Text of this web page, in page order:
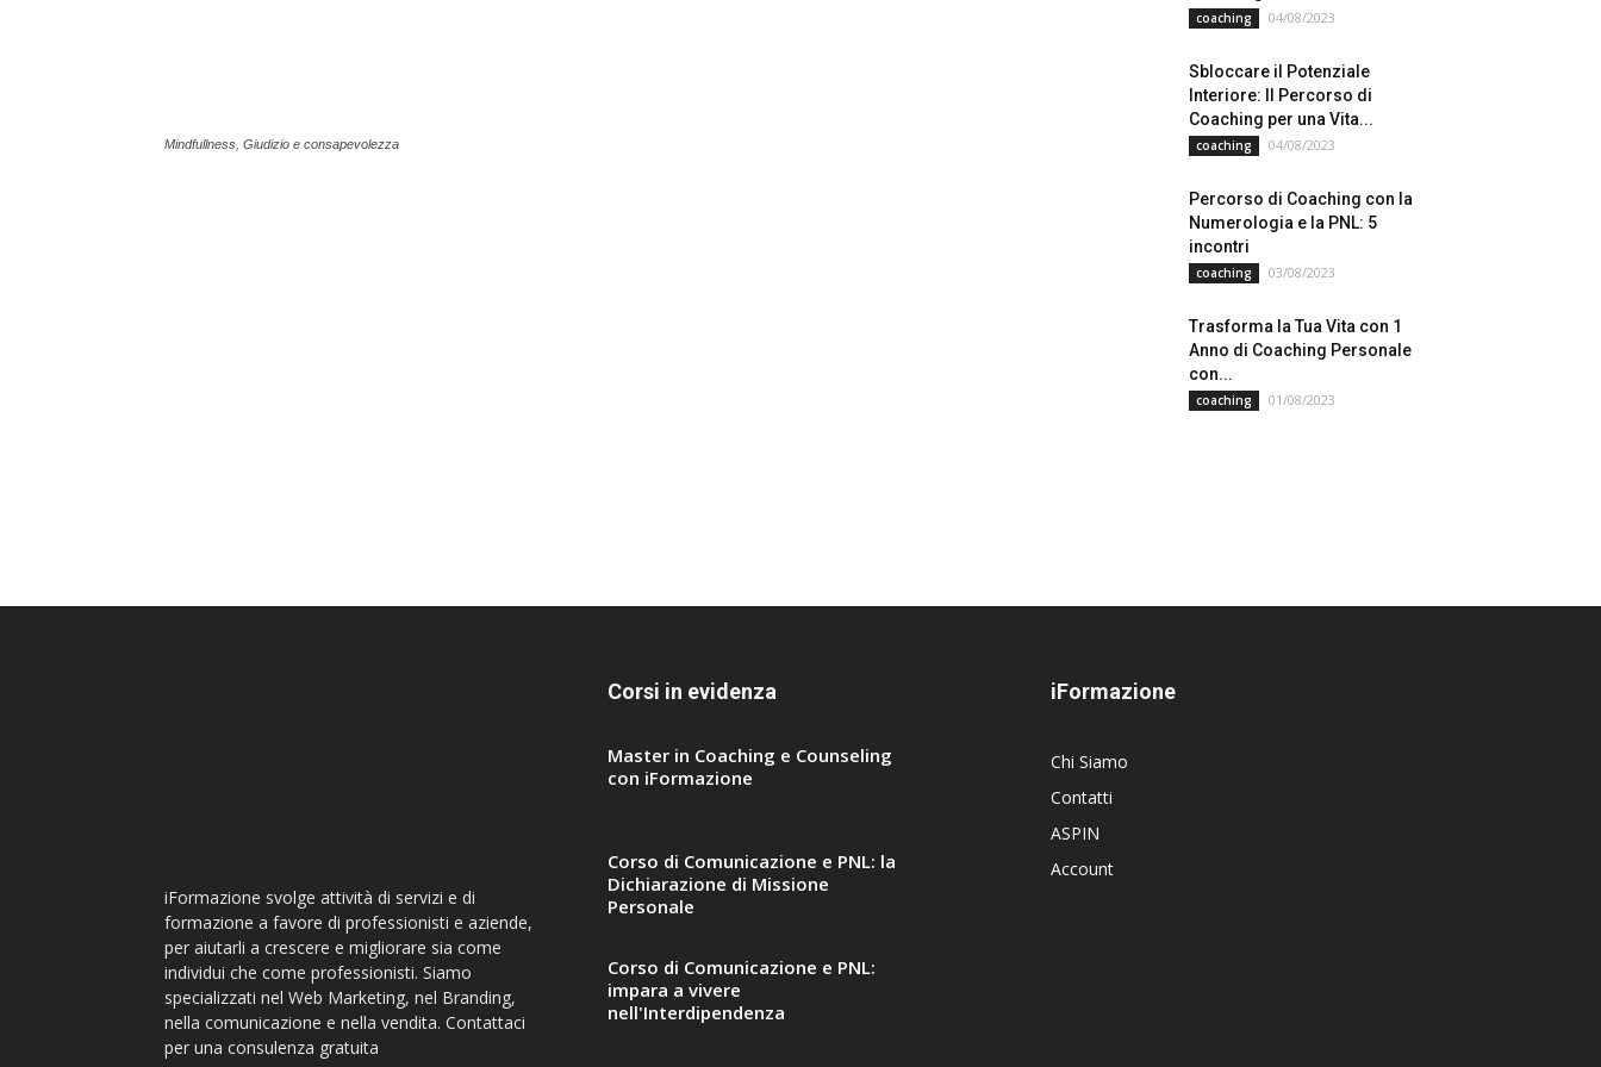
Mindfullness, Giudizio e consapevolezza
coaching 04/08/2023
Sbloccare il Potenziale
Interiore: Il Percorso di
Coaching per una Vita...
coaching 04/08/2023
Percorso di Coaching con la
Numerologia e la PNL: 5
incontri
coaching 03/08/2023
Trasforma la Tua Vita con 1
Anno di Coaching Personale
con...
coaching 01/08/2023
iFormazione svolge attività di servizi e di
formazione a favore di professionisti e aziende,
per aiutarli a crescere e migliorare sia come
individui che come professionisti. Siamo
specializzati nel Web Marketing, nel Branding,
nella comunicazione e nella vendita. Contattaci
per una consulenza gratuita
Corsi in evidenza
Master in Coaching e Counseling
con iFormazione
Corso di Comunicazione e PNL: la
Dichiarazione di Missione
Personale
Corso di Comunicazione e PNL:
impara a vivere
nell'Interdipendenza
iFormazione
Chi Siamo
Contatti
ASPIN
Account